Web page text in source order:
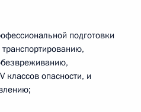
подготовки
классов опасности, и